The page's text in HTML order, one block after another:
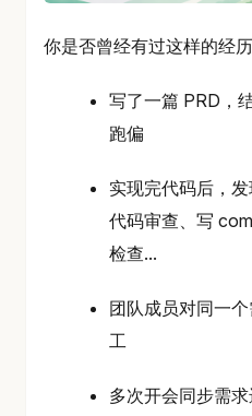
你是否曾经有过这样的经历
写了一篇 PRD，
跑偏
实现完代码后，
代码审查、写
检查...
团队成员对同一
工
多次开会同步需